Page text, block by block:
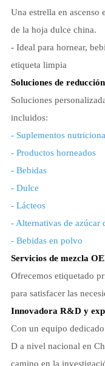
Una estrella en ascenso
de la hoja dulce china.
- Ideal para hornear,
etiqueta limpia
Soluciones de
Soluciones
incluidos:
- Suplementos
- Productos horneados
- Bebidas
- Dulce
- Lácteos
- Alternativas de azúcar
- Bebidas en polvo
Servicios de mezcla
Ofrecemos etiquetado
para satisfacer las
Innovadora R&D y
Con un equipo
D a nivel nacional en
camino en la